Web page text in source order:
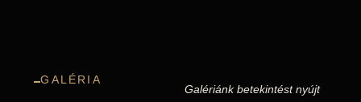
GALÉRIA
Galériánk betekintést nyújt